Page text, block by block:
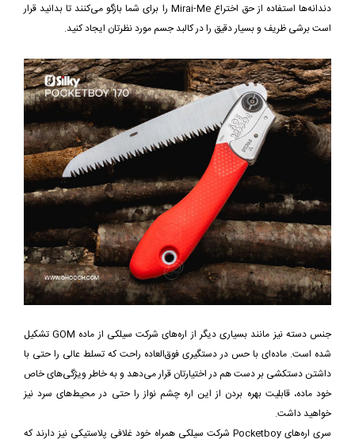
دندانه‌ها استفاده از حق اختراع Mirai-Me را برای شما بازگو می‌کنند تا بدانید قرار
است برشی ظریف و بسیار دقیق را در کالبد جسم مورد نظرتان ایجاد کنید.
جنس دسته نیز مانند بسیاری دیگر از اره‌های شرکت سیلکی از ماده GOM تشکیل
شده است. ماده‌ای با حس در دستگیری فوق‌العاده راحت که تسلط عالی را حتی با
داشتن دستکشی بر دست هم در اختیارتان قرار می‌دهد و به خاطر ویژگی‌های خاص
خود ماده، قابلیت بهره بردن از این اره چشم نواز را حتی در محیط‌های سرد نیز
خواهید داشت.
سری اره‌های Pocketboy شرکت سیلکی همراه خود غلافی پلاستیکی نیز دارند که